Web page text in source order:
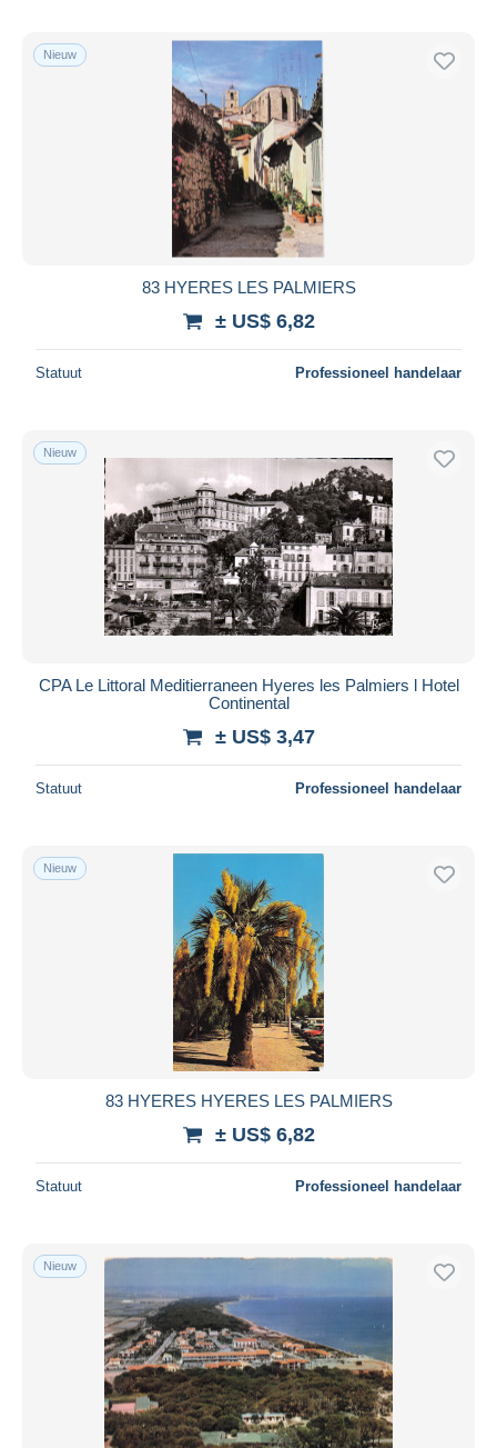
Nieuw
83 HYERES LES PALMIERS
± US$ 6,82
Statuut Professioneel handelaar
Nieuw
CPA Le Littoral Meditierraneen Hyeres les Palmiers l Hotel
Continental
± US$ 3,47
Statuut Professioneel handelaar
Nieuw
83 HYERES HYERES LES PALMIERS
± US$ 6,82
Statuut Professioneel handelaar
Nieuw